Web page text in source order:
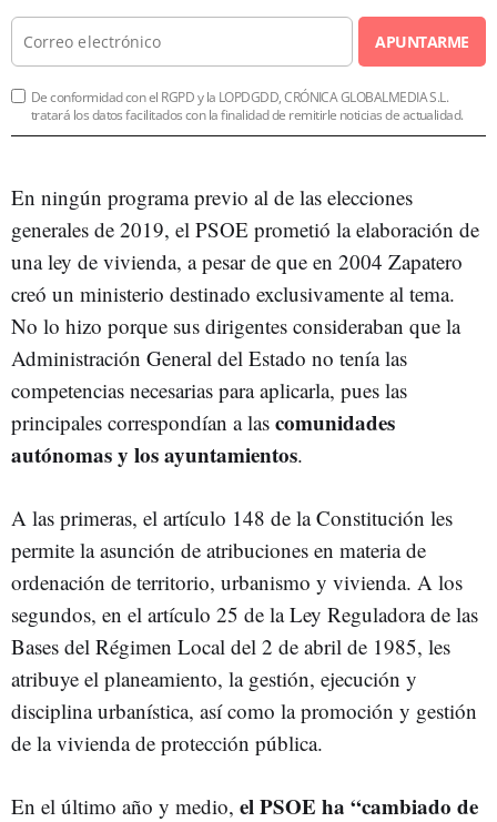
APUNTARME
De conformidad con el RGPD y la LOPDGDD, CRÓNICA GLOBALMEDIA S.L.
tratará los datos facilitados con la finalidad de remitirle noticias de actualidad.
En ningún programa previo al de las elecciones
generales de 2019, el PSOE prometió la elaboración de
una ley de vivienda, a pesar de que en 2004 Zapatero
creó un ministerio destinado exclusivamente al tema.
No lo hizo porque sus dirigentes consideraban que la
Administración General del Estado no tenía las
competencias necesarias para aplicarla, pues las
principales correspondían a las comunidades
autónomas y los ayuntamientos.
A las primeras, el artículo 148 de la Constitución les
permite la asunción de atribuciones en materia de
ordenación de territorio, urbanismo y vivienda. A los
segundos, en el artículo 25 de la Ley Reguladora de las
Bases del Régimen Local del 2 de abril de 1985, les
atribuye el planeamiento, la gestión, ejecución y
disciplina urbanística, así como la promoción y gestión
de la vivienda de protección pública.
En el último año y medio, el PSOE ha “cambiado de